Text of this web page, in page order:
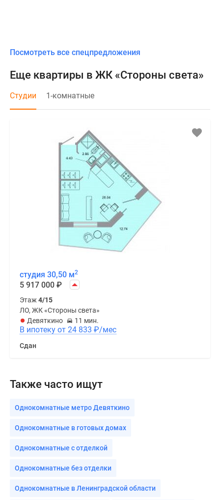
Посмотреть все спецпредложения
Еще квартиры в ЖК «Стороны света»
Студии 1-комнатные
студия 30,50 м2
5 917 000 ₽
Этаж 4/15
ЛО, ЖК «Стороны света»
Девяткино
11 мин.
В ипотеку от 24 833 ₽/мес
Сдан
Также часто ищут
Однокомнатные метро Девяткино
Однокомнатные в готовых домах
Однокомнатные с отделкой
Однокомнатные без отделки
Однокомнатные в Ленинградской области